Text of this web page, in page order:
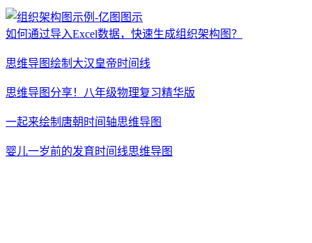
如何通过导入Excel数据，快速生成组织架构图？
思维导图绘制大汉皇帝时间线
思维导图分享！八年级物理复习精华版
一起来绘制唐朝时间轴思维导图
婴儿一岁前的发育时间线思维导图